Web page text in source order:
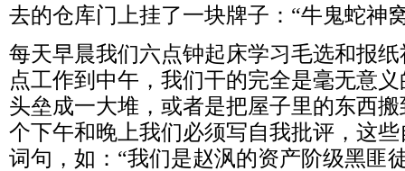
去的仓库门上挂了一块牌子：“牛鬼蛇神
每天早晨我们六点钟起床学习毛选和报
点工作到中午，我们干的完全是毫无意
头垒成一大堆，或者是把屋子里的东西
个下午和晚上我们必须写自我批评，这
词句，如：“我们是赵沨的资产阶级黑匪